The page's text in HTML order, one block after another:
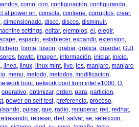
, como, con, configuración, configurando,
at power on, consola, contiene, corruptos, crear,
, dimensionado, disco, discos, disminuir,
settings, editar, ejemplos, el , elegir,
, espacio, establecer, expandir, extension,
fichero, forma, fusion, grabar, grafica, guardar, GUI ,
, howto, imagen, información, iniciar, inicio,
, linea, linux, linux mint, live, los, manjaro, manjaro
, menu, metodo, metodos, modificacion,
boot, network boot from intel e1000, O,
operativo, optimizar, orden, para, particion,
, power-on self-test, preferencia, proceso,
, pulsar, que, radio, recuperar, red , redhat,
, retrasar, rhel , salvar, se, seleccion,